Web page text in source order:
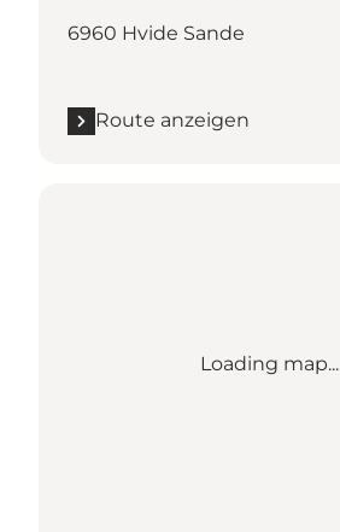
6960 Hvide Sande
Route anzeigen
Loading map...